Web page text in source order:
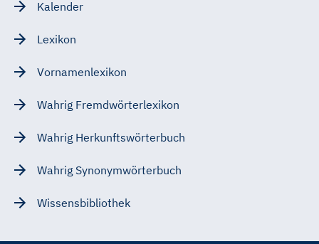
Kalender
Lexikon
Vornamenlexikon
Wahrig Fremdwörterlexikon
Wahrig Herkunftswörterbuch
Wahrig Synonymwörterbuch
Wissensbibliothek